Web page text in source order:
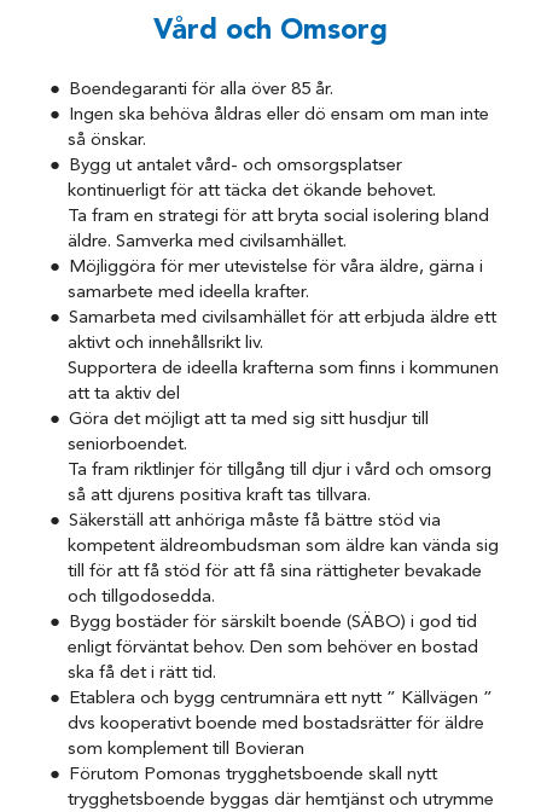
Vård och Omsorg
Boendegaranti för alla över 85 år.
Ingen ska behöva åldras eller dö ensam om man inte
så önskar.
Bygg ut antalet vård- och omsorgsplatser
kontinuerligt för att täcka det ökande behovet.
Ta fram en strategi för att bryta social isolering bland
äldre. Samverka med civilsamhället.
Möjliggöra för mer utevistelse för våra äldre, gärna i
samarbete med ideella krafter.
Samarbeta med civilsamhället för att erbjuda äldre ett
aktivt och innehållsrikt liv.
Supportera de ideella krafterna som finns i kommunen
att ta aktiv del
Göra det möjligt att ta med sig sitt husdjur till
seniorboendet.
Ta fram riktlinjer för tillgång till djur i vård och omsorg
så att djurens positiva kraft tas tillvara.
Säkerställ att anhöriga måste få bättre stöd via
kompetent äldreombudsman som äldre kan vända sig
till för att få stöd för att få sina rättigheter bevakade
och tillgodosedda.
Bygg bostäder för särskilt boende (SÄBO) i god tid
enligt förväntat behov. Den som behöver en bostad
ska få det i rätt tid.
Etablera och bygg centrumnära ett nytt ” Källvägen ”
dvs kooperativt boende med bostadsrätter för äldre
som komplement till Bovieran
Förutom Pomonas trygghetsboende skall nytt
trygghetsboende byggas där hemtjänst och utrymme